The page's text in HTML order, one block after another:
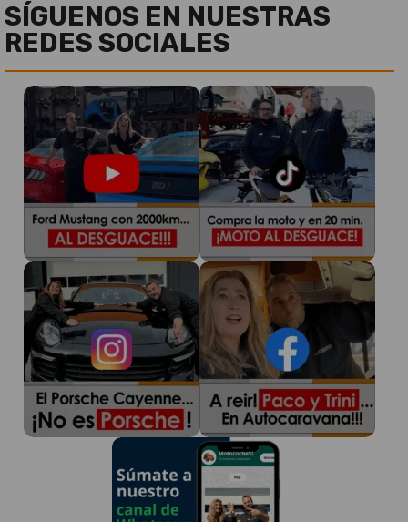
SÍGUENOS EN NUESTRAS
REDES SOCIALES